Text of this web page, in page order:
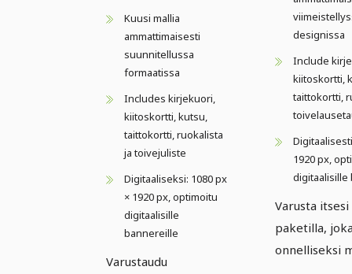
Kuusi mallia
ammattimaisesti
suunnitellussa
formaatissa
Includes kirjekuori,
kiitoskortti, kutsu,
taittokortti, ruokalista
ja toivejuliste
Digitaaliseksi: 1080 px
× 1920 px, optimoitu
digitaalisille
bannereille
Varustaudu
designissa
Include
kiitoskortti,
taittokortti,
1920 px,
digitaalisille
Varusta
paketilla,
onnelliseksi